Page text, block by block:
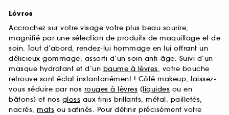
Lèvres
Accrochez sur votre visage votre plus beau sourire,
magnifié par une sélection de produits de maquillage et de
soin. Tout d’abord, rendez-lui hommage en lui offrant un
délicieux gommage, assorti d’un soin anti-âge. Suivi d’un
masque hydratant et d’un baume à lèvres, votre bouche
retrouve sont éclat instantanément ! Côté makeup, laissez-
vous séduire par nos rouges à lèvres (liquides ou en
bâtons) et nos gloss aux finis brillants, métal, pailletés,
nacrés, mats ou satinés. Pour définir précisément votre